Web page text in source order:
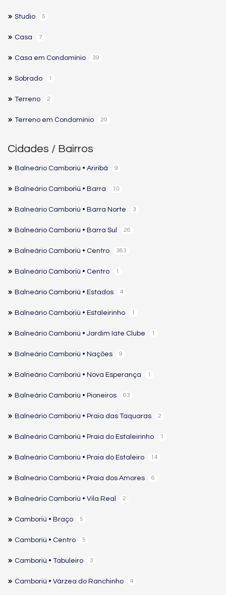
Studio 5
Casa 7
Casa em Condomínio 39
Sobrado 1
Terreno 2
Terreno em Condomínio 20
Cidades / Bairros
Balneário Camboriú • Ariribá 9
Balneário Camboriú • Barra 10
Balneário Camboriú • Barra Norte 3
Balneário Camboriú • Barra Sul 26
Balneário Camboriú • Centro 383
Balneário Camboriú • Centro 1
Balneário Camboriú • Estados 4
Balneário Camboriú • Estaleirinho 1
Balneário Camboriú • Jardim Iate Clube 1
Balneário Camboriú • Nações 9
Balneário Camboriú • Nova Esperança 1
Balneário Camboriú • Pioneiros 63
Balneário Camboriú • Praia das Taquaras 2
Balneário Camboriú • Praia do Estaleirinho 1
Balneário Camboriú • Praia do Estaleiro 14
Balneário Camboriú • Praia dos Amores 6
Balneário Camboriú • Vila Real 2
Camboriú • Braço 5
Camboriú • Centro 5
Camboriú • Tabuleiro 3
Camboriú • Várzea do Ranchinho 4